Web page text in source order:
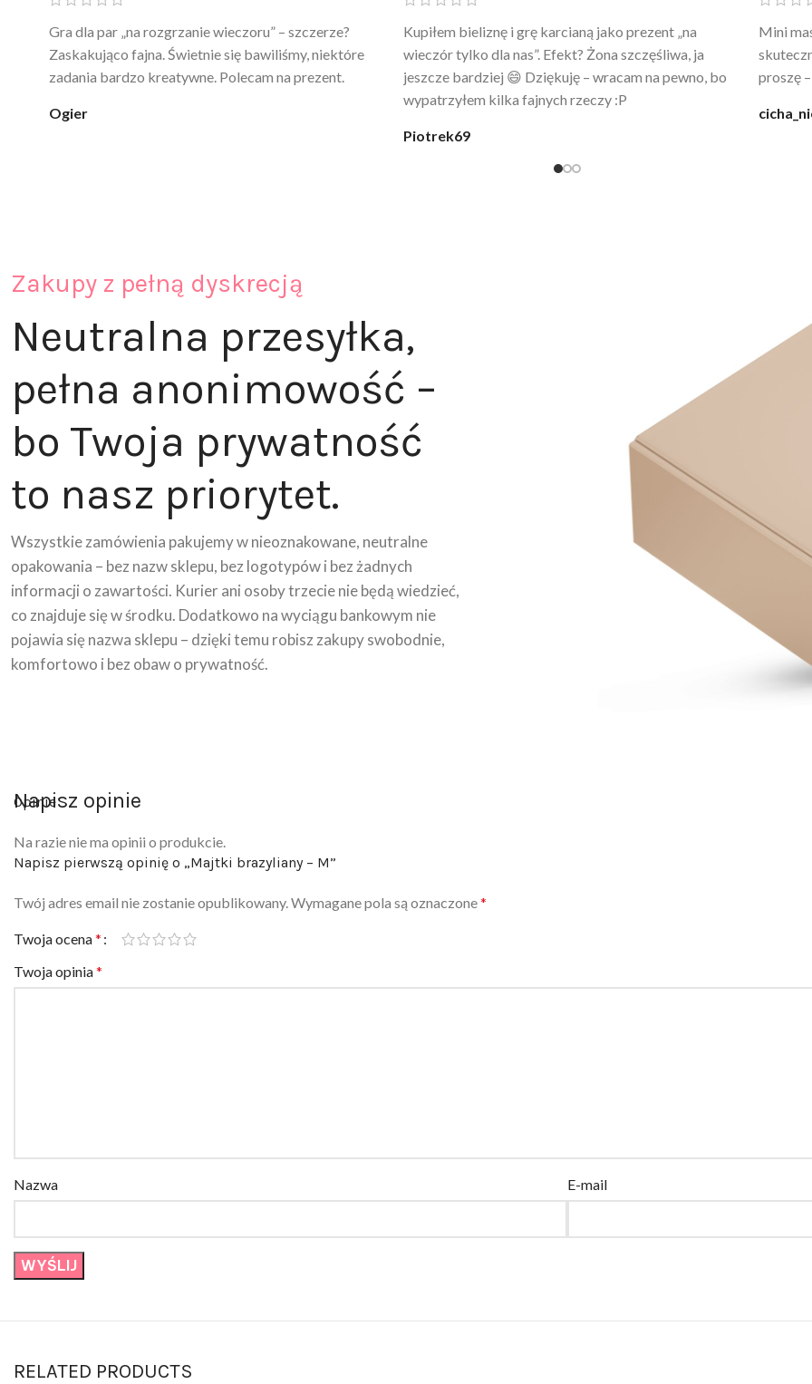
Ten żel intymny to był strzał w 10 – nie tylko
poprawia komfort, ale też daje przyjemne uczucie
ciepła. Nie uczula, bez zapachu. Kupuję już 3 raz i na
Po prostu WOW! Szlafrok to sztos – lekki, chłodny, a
wygląda jak z luksusowego butiku. Noszę
codziennie po kąpieli z mężem.
@karolina_dream
świetny
Zakupy z pełną dyskrecją
Neutralna przesyłka,
pełna anonimowość –
bo Twoja prywatność
to nasz priorytet.
Wszystkie zamówienia pakujemy w nieoznakowane, neutralne
opakowania – bez nazw sklepu, bez logotypów i bez żadnych
informacji o zawartości. Kurier ani osoby trzecie nie będą wiedzieć,
co znajduje się w środku. Dodatkowo na wyciągu bankowym nie
pojawia się nazwa sklepu – dzięki temu robisz zakupy swobodnie,
komfortowo i bez obaw o prywatność.
Napisz opinie
Opinie
Na razie nie ma opinii o produkcie.
Napisz pierwszą opinię o „Majtki brazyliany – M”
Twój adres email nie zostanie opublikowany.Wymagane pola są oznaczone*
Twoja ocena*
Twoja opinia*
Nazwa E-mail
RELATED PRODUCTS